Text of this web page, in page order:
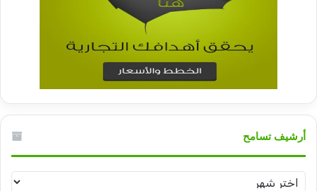
أرشيف تسامح
أرشيف